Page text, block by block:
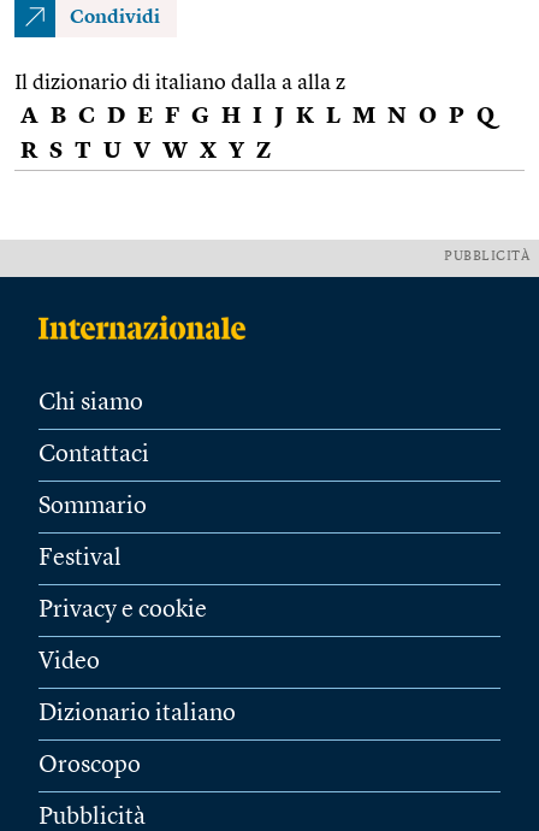
Condividi
Il dizionario di italiano dalla a alla z
A B C D E F G H I J K L M N O P Q
R S T U V W X Y Z
PUBBLICITÀ
Chi siamo
Contattaci
Sommario
Festival
Privacy e cookie
Video
Dizionario italiano
Oroscopo
Pubblicità